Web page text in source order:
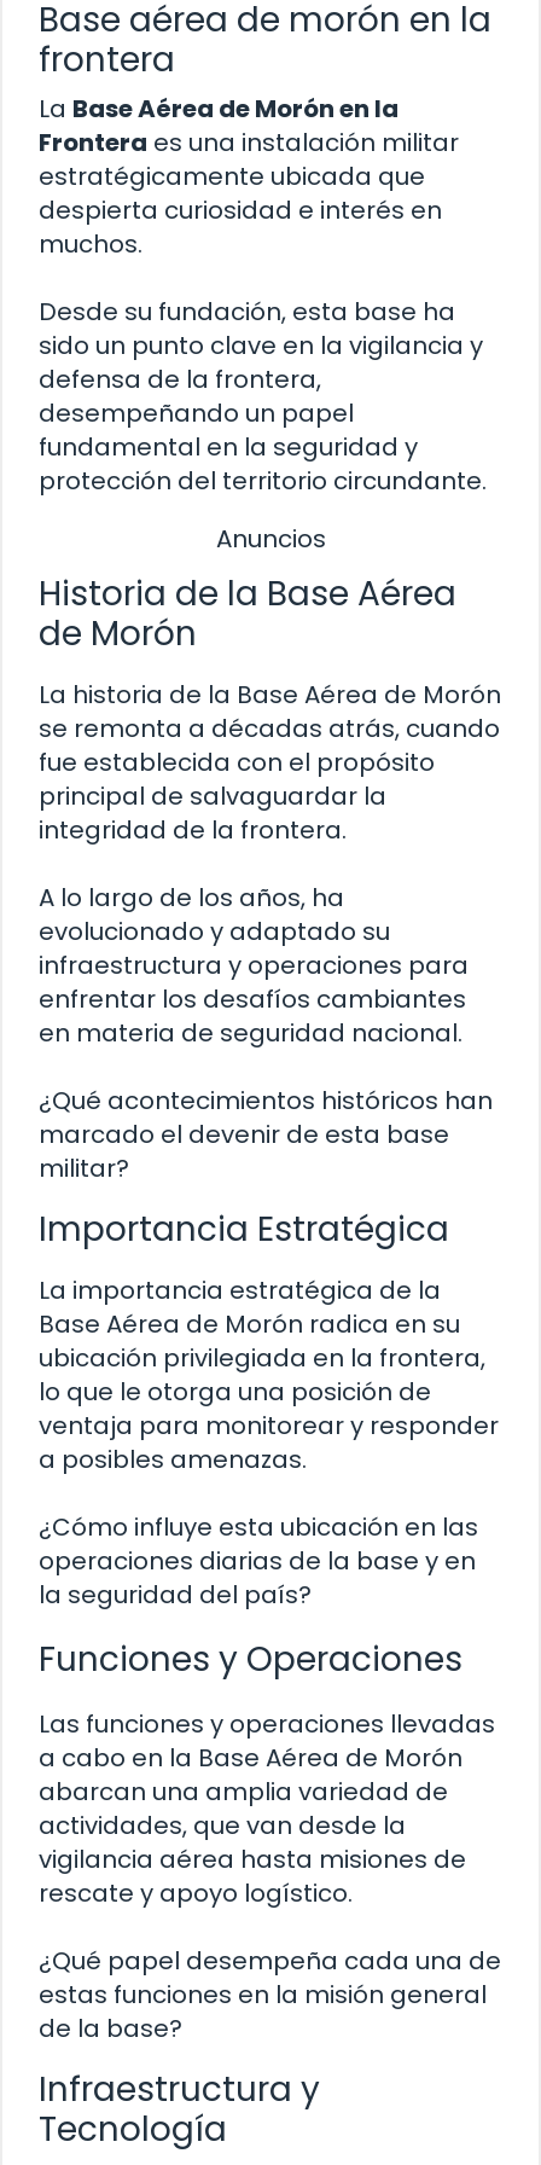
Base aérea de morón en la
frontera
La Base Aérea de Morón en la
Frontera es una instalación militar
estratégicamente ubicada que
despierta curiosidad e interés en
muchos.
Desde su fundación, esta base ha
sido un punto clave en la vigilancia y
defensa de la frontera,
desempeñando un papel
fundamental en la seguridad y
protección del territorio circundante.
Anuncios
Historia de la Base Aérea
de Morón
La historia de la Base Aérea de Morón
se remonta a décadas atrás, cuando
fue establecida con el propósito
principal de salvaguardar la
integridad de la frontera.
A lo largo de los años, ha
evolucionado y adaptado su
infraestructura y operaciones para
enfrentar los desafíos cambiantes
en materia de seguridad nacional.
¿Qué acontecimientos históricos han
marcado el devenir de esta base
militar?
Importancia Estratégica
La importancia estratégica de la
Base Aérea de Morón radica en su
ubicación privilegiada en la frontera,
lo que le otorga una posición de
ventaja para monitorear y responder
a posibles amenazas.
¿Cómo influye esta ubicación en las
operaciones diarias de la base y en
la seguridad del país?
Funciones y Operaciones
Las funciones y operaciones llevadas
a cabo en la Base Aérea de Morón
abarcan una amplia variedad de
actividades, que van desde la
vigilancia aérea hasta misiones de
rescate y apoyo logístico.
¿Qué papel desempeña cada una de
estas funciones en la misión general
de la base?
Infraestructura y
Tecnología